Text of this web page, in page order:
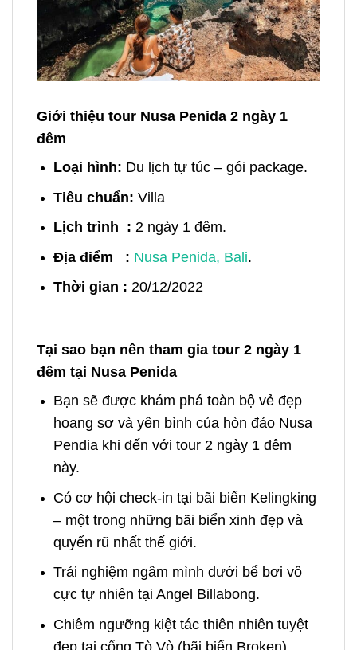
Giới thiệu tour Nusa Penida 2 ngày 1
đêm
Loại hình: Du lịch tự túc – gói package.
Tiêu chuẩn: Villa
Lịch trình : 2ngày 1 đêm.
Địa điểm : Nusa Penida, Bali.
Thời gian : 20/12/2022
Tại sao bạn nên tham gia tour 2 ngày 1
đêm tại Nusa Penida
Bạn sẽ được khám phá toàn bộ vẻ đẹp
hoang sơ và yên bình của hòn đảo Nusa
Pendia khi đến với tour 2 ngày 1 đêm
này.
Có cơ hội check-in tại bãi biển Kelingking
– một trong những bãi biển xinh đẹp và
quyến rũ nhất thế giới.
Trải nghiệm ngâm mình dưới bể bơi vô
cực tự nhiên tại Angel Billabong.
Chiêm ngưỡng kiệt tác thiên nhiên tuyệt
đẹp tại cổng Tò Vò (bãi biển Broken).